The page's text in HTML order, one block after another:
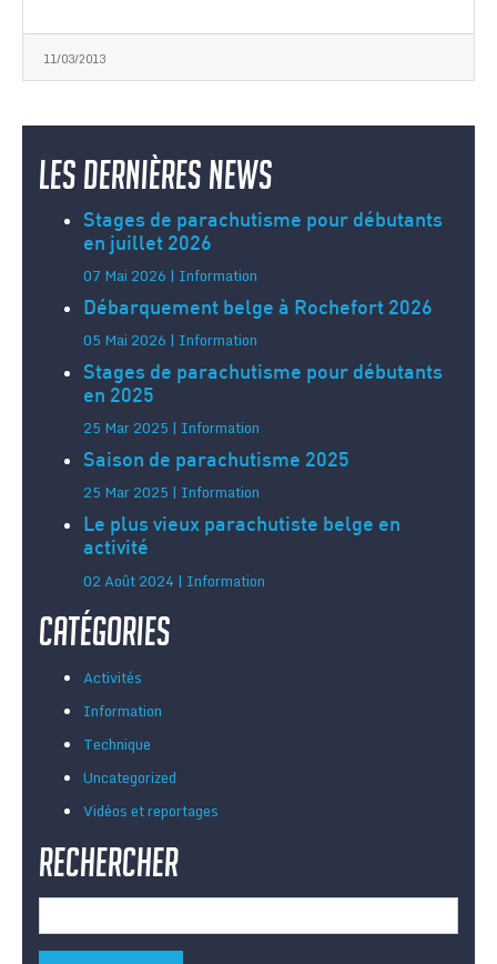
11/03/2013
Les dernières news
Stages de parachutisme pour débutants
en juillet 2026
07 Mai 2026 | Information
Débarquement belge à Rochefort 2026
05 Mai 2026 | Information
Stages de parachutisme pour débutants
en 2025
25 Mar 2025 | Information
Saison de parachutisme 2025
25 Mar 2025 | Information
Le plus vieux parachutiste belge en
activité
02 Août 2024 | Information
Catégories
Activités
Information
Technique
Uncategorized
Vidéos et reportages
Rechercher
Rechercher :